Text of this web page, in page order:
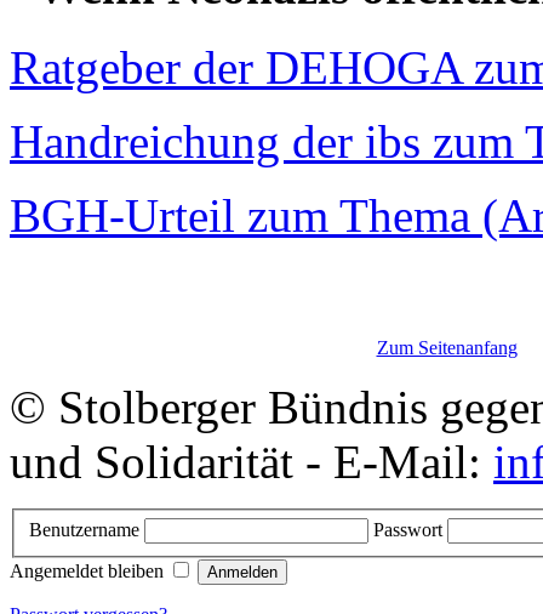
Ratgeber der DEHOGA
Handreichung der ibs zum
BGH-Urteil zum Thema
Zum Seitenanfang
© Stolberger Bündnis
und Solidarität - E-Mail:
Benutzername
Passwort
Angemeldet bleiben